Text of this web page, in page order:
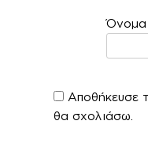
Όνομα
Αποθήκευσε
θα σχολιάσω.